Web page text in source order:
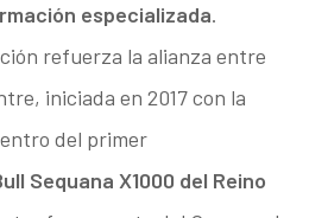
especializada.
refuerza la alianza entre
iniciada en 2017 con la
del primer
Sequana X1000 del Reino